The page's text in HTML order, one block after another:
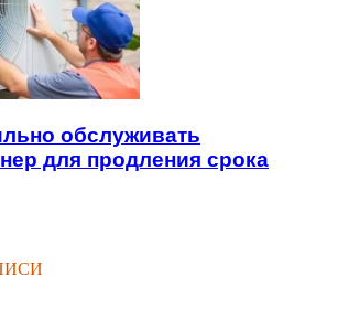
обслуживать
для продления срока